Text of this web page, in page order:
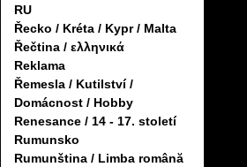
RU
Řecko / Kréta / Kypr / Malta
Řečtina / ελληνικά
Reklama
Řemesla / Kutilství /
Domácnost / Hobby
Renesance / 14 - 17. století
Rumunsko
Rumunština / Limba română